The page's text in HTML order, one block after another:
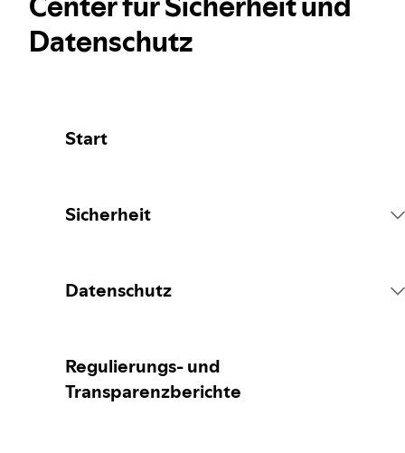
Datenschutz
Start
Sicherheit
Inhalte melden
Datenschutz
Daten
Regulierungs- und
Transparenzberichte